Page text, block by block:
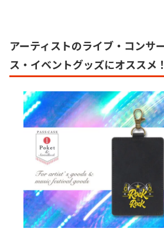
アーティストのライブ・コンサ
ス・イベントグッズにオススメ！